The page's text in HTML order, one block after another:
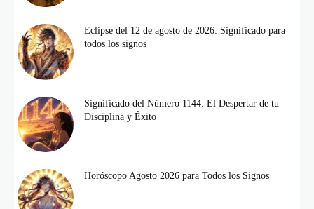
Eclipse del 12 de agosto de 2026: Significado para
todos los signos
Significado del Número 1144: El Despertar de tu
Disciplina y Éxito
Horóscopo Agosto 2026 para Todos los Signos